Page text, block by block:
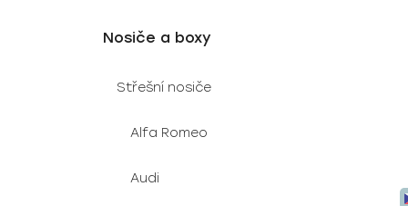
Nosiče a boxy
Střešní nosiče
Alfa Romeo
Audi